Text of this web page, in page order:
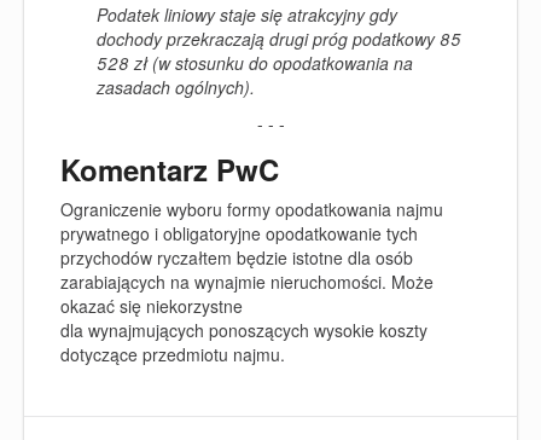
Podatek liniowy staje się atrakcyjny gdy
dochody przekraczają drugi próg podatkowy 85
528 zł (w stosunku do opodatkowania na
zasadach ogólnych).
- - -
Komentarz PwC
Ograniczenie wyboru formy opodatkowania najmu
prywatnego i obligatoryjne opodatkowanie tych
przychodów ryczałtem będzie istotne dla osób
zarabiających na wynajmie nieruchomości. Może
okazać się niekorzystne
dla wynajmujących ponoszących wysokie koszty
dotyczące przedmiotu najmu.